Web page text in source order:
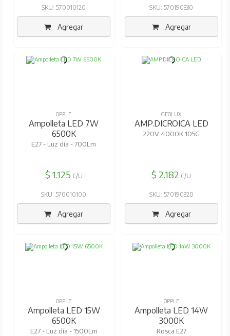
SKU: 570010120
Agregar
SKU: 570190330
Agregar
OPPLE
Ampolleta LED 7W
6500K
E27 - Luz día - 700Lm
$ 1.125 C/U
SKU: 570010100
Agregar
GEOLUX
AMP.DICROICA LED
220V 4000K 105G
$ 2.182 C/U
SKU: 570190320
Agregar
OPPLE
Ampolleta LED 15W
6500K
E27 - Luz día - 1500Lm
OPPLE
Ampolleta LED 14W
3000K
Rosca E27